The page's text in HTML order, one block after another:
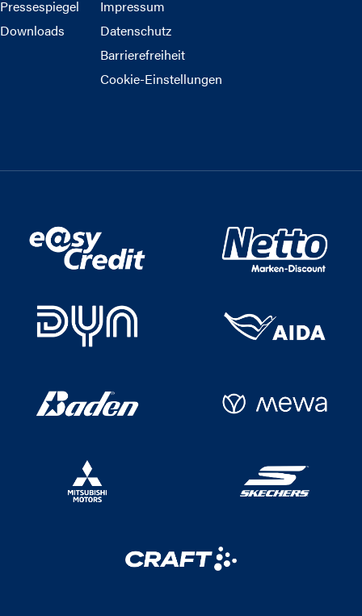
Pressespiegel
Downloads
Impressum
Datenschutz
Barrierefreiheit
Cookie-Einstellungen